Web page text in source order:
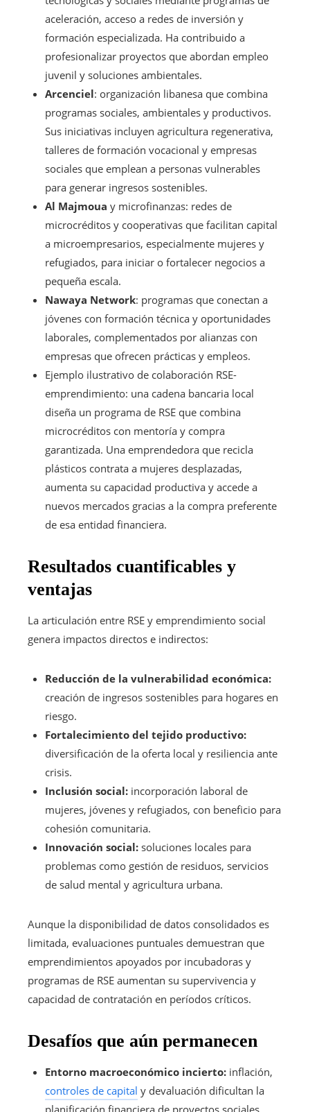
aceleración, acceso a redes de inversión y
formación especializada. Ha contribuido a
profesionalizar proyectos que abordan empleo
juvenil y soluciones ambientales.
Arcenciel: organización libanesa que combina
programas sociales, ambientales y productivos.
Sus iniciativas incluyen agricultura regenerativa,
talleres de formación vocacional y empresas
sociales que emplean a personas vulnerables
para generar ingresos sostenibles.
Al Majmoua y microfinanzas: redes de
microcréditos y cooperativas que facilitan capital
a microempresarios, especialmente mujeres y
refugiados, para iniciar o fortalecer negocios a
pequeña escala.
Nawaya Network: programas que conectan a
jóvenes con formación técnica y oportunidades
laborales, complementados por alianzas con
empresas que ofrecen prácticas y empleos.
Ejemplo ilustrativo de colaboración RSE-
emprendimiento: una cadena bancaria local
diseña un programa de RSE que combina
microcréditos con mentoría y compra
garantizada. Una emprendedora que recicla
plásticos contrata a mujeres desplazadas,
aumenta su capacidad productiva y accede a
nuevos mercados gracias a la compra preferente
de esa entidad financiera.
Resultados cuantificables y
ventajas
La articulación entre RSE y emprendimiento social
genera impactos directos e indirectos:
Reducción de la vulnerabilidad económica:
creación de ingresos sostenibles para hogares en
riesgo.
Fortalecimiento del tejido productivo:
diversificación de la oferta local y resiliencia ante
crisis.
Inclusión social: incorporación laboral de
mujeres, jóvenes y refugiados, con beneficio para
cohesión comunitaria.
Innovación social: soluciones locales para
problemas como gestión de residuos, servicios
de salud mental y agricultura urbana.
Aunque la disponibilidad de datos consolidados es
limitada, evaluaciones puntuales demuestran que
emprendimientos apoyados por incubadoras y
programas de RSE aumentan su supervivencia y
capacidad de contratación en períodos críticos.
Desafíos que aún permanecen
Entorno macroeconómico incierto: inflación,
controles de capital y devaluación dificultan la
planificación financiera de proyectos sociales.